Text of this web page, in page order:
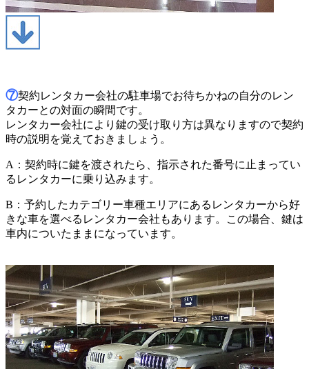
⑦契約レンタカー会社の駐車場でお待ちかねの自分のレン
タカーとの対面の瞬間です。
レンタカー会社により鍵の受け取り方は異なりますので契約
時の説明を覚えておきましょう。
A：契約時に鍵を渡されたら、指示された番号に止まってい
るレンタカーに乗り込みます。
B：予約したカテゴリー車種エリアにあるレンタカーから好
きな車を選べるレンタカー会社もあります。この場合、鍵は
車内についたままになっています。